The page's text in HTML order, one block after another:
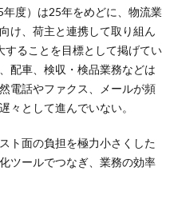
度）は25年をめどに、物流業
け、荷主と連携して取り組ん
することを目標として掲げてい
配車、検収・検品業務などは
電話やファクス、メールが頻
々として進んでいない。
ト面の負担を極力小さくした
ツールでつなぎ、業務の効率